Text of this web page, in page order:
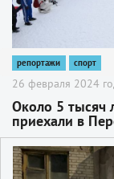
репортажи спорт
26 февраля 2024
Около 5 тысяч
приехали в
юбилейной
2